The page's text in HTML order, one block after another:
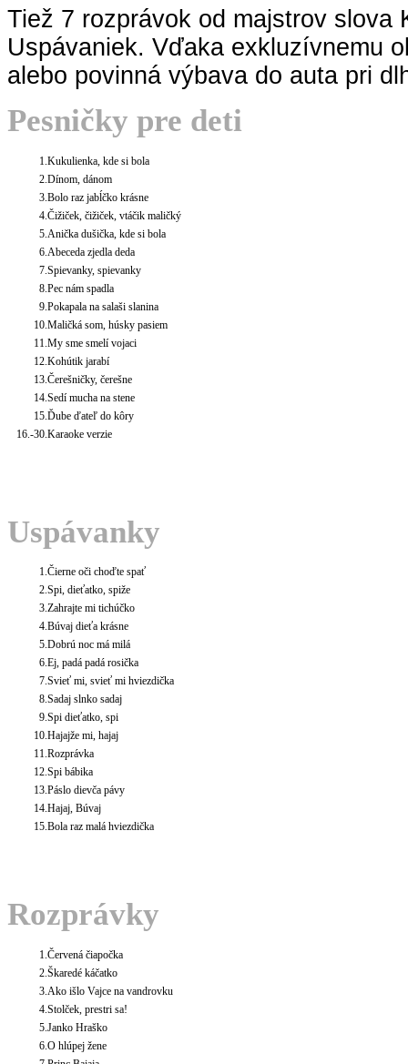
Tiež 7 rozprávok od majstrov slova
Uspávaniek. Vďaka exkluzívnemu
alebo povinná výbava do auta pri
Pesničky pre deti
1. Kukulienka, kde si bola
2. Dínom, dánom
3. Bolo raz jabĺčko krásne
4. Čižiček, čižiček, vtáčik maličký
5. Anička dušička, kde si bola
6. Abeceda zjedla deda
7. Spievanky, spievanky
8. Pec nám spadla
9. Pokapala na salaši slanina
10. Maličká som, húsky pasiem
11. My sme smelí vojaci
12. Kohútik jarabí
13. Čerešničky, čerešne
14. Sedí mucha na stene
15. Ďube ďateľ do kôry
16.-30. Karaoke verzie
Uspávanky
1.Čierne oči choďte spať
2.Spi, dieťatko, spiže
3.Zahrajte mi tichúčko
4.Búvaj dieťa krásne
5.Dobrú noc má milá
6.Ej, padá padá rosička
7.Svieť mi, svieť mi hviezdička
8.Sadaj slnko sadaj
9.Spi dieťatko, spi
10.Hajajže mi, hajaj
11.Rozprávka
12.Spi bábika
13.Páslo dievča pávy
14.Hajaj, Búvaj
15.Bola raz malá hviezdička
Rozprávky
1.Červená čiapočka
2.Škaredé káčatko
3.Ako išlo Vajce na vandrovku
4.Stolček, prestri sa!
5.Janko Hraško
6.O hlúpej žene